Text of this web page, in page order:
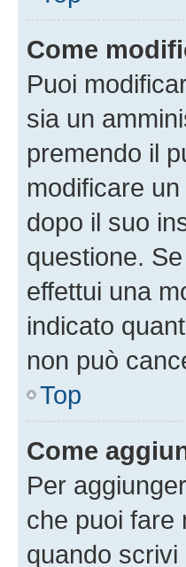
Come
Puoi
sia un
premendo il
modificare
dopo il suo
questione.
effettui una
indicato
non può
Top
Come
Per
che puoi fare
quando